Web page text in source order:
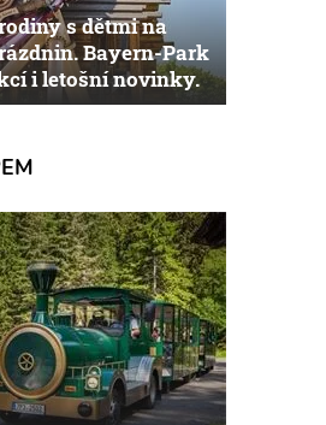
s dětmi na
Bayern-Park
i letošní novinky.